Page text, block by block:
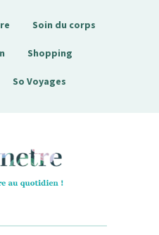
Soin du corps
Shopping
So Voyages